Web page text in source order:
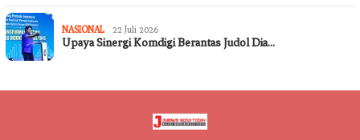
NASIONAL 22 Juli 2026
Upaya Sinergi Komdigi Berantas Judol Dia…